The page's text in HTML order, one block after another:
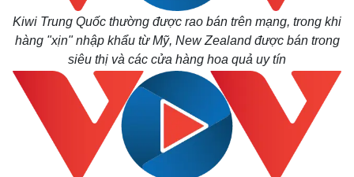
Quan sát
Cuộc sống đó đây
Hồ sơ
Multimedia
Video
E-Magazine
Infographic
Kiwi Trung Quốc thường được rao bán trên mạng, trong khi
hàng "xịn" nhập khẩu từ Mỹ, New Zealand được bán trong
siêu thị và các cửa hàng hoa quả uy tín